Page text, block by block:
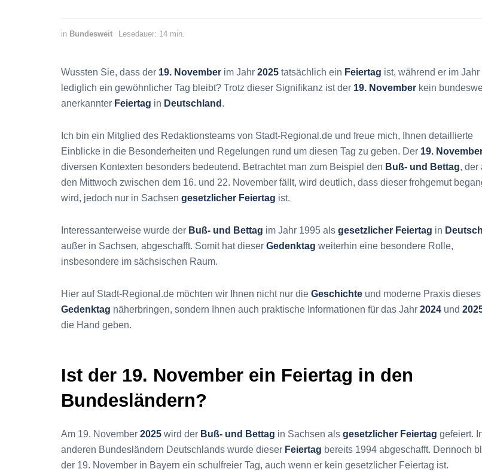
in Bundesweit Lesedauer: 14 min.
Wussten Sie, dass der 19. November im Jahr 2025 tatsächlich ein Feiertag ist, während er im Jahr
lediglich ein gewöhnlicher Tag bleibt? Trotz dieser Signifikanz ist der 19. November kein
anerkannter Feiertag in Deutschland .
Ich bin ein Mitglied des Redaktionsteams von Stadt-Regional.de und freue mich, Ihnen detaillierte
Einblicke in die Besonderheiten und Regelungen rund um diesen Tag zu geben. Der 19.
diversen Kontexten besonders bedeutend. Betrachtet man zum Beispiel den Buß- und Bettag, der
den Mittwoch zwischen dem 16. und 22. November fällt, wird deutlich, dass dieser frohgemut
wird, jedoch nur in Sachsen gesetzlicher Feiertag ist.
Interessanterweise wurde der Buß- und Bettag im Jahr 1995 als gesetzlicher Feiertag in
außer in Sachsen, abgeschafft. Somit hat dieser Gedenktag weiterhin eine besondere Rolle,
insbesondere im sächsischen Raum.
Hier auf Stadt-Regional.de möchten wir Ihnen nicht nur die Geschichte und moderne Praxis dieses
Gedenktag näherbringen, sondern Ihnen auch praktische Informationen für das Jahr 2024 und
die Hand geben.
Ist der 19. November ein Feiertag in den
Bundesländern?
Am 19. November 2025 wird der Buß- und Bettag in Sachsen als gesetzlicher Feiertag gefeiert.
anderen Bundesländern Deutschlands wurde dieser Feiertag bereits 1994 abgeschafft. Dennoch
der 19. November in Bayern ein schulfreier Tag, auch wenn er kein gesetzlicher Feiertag ist.